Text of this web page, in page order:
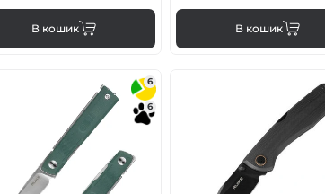
В кошик В кошик
6
6